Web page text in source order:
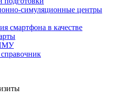
симуляционные центры
смартфона в качестве